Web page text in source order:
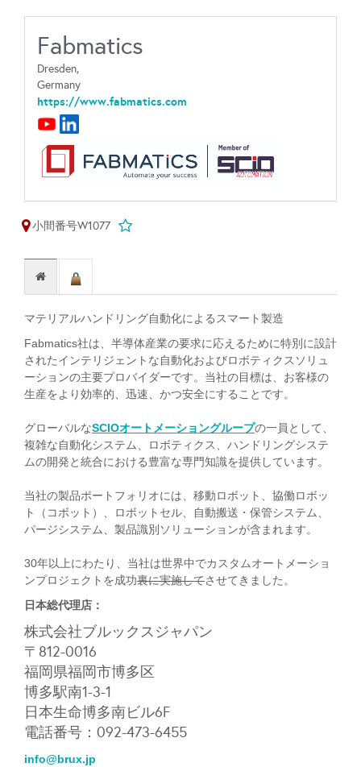
Fabmatics
Dresden,
Germany
https://www.fabmatics.com
小間番号W1077
マテリアルハンドリング自動化によるスマート製造
Fabmatics社は、半導体産業の要求に応えるために特別に設計
されたインテリジェントな自動化およびロボティクスソリュ
ーションの主要プロバイダーです。当社の目標は、お客様の
生産をより効率的、迅速、かつ安全にすることです。
グローバルなSCIOオートメーショングループの一員として、
複雑な自動化システム、ロボティクス、ハンドリングシステ
ムの開発と統合における豊富な専門知識を提供しています。
当社の製品ポートフォリオには、移動ロボット、協働ロボッ
ト（コボット）、ロボットセル、自動搬送・保管システム、
パージシステム、製品識別ソリューションが含まれます。
30年以上にわたり、当社は世界中でカスタムオートメーショ
ンプロジェクトを成功裏に実施してさせてきました。
日本総代理店：
株式会社ブルックスジャパン
〒812-0016
福岡県福岡市博多区
博多駅南1-3-1
日本生命博多南ビル6F
電話番号：092-473-6455
info@brux.jp